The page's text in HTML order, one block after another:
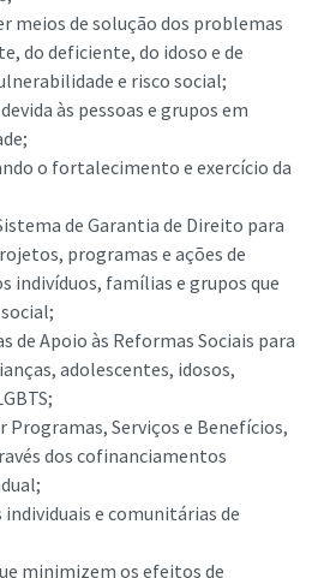
meios de solução dos problemas
do deficiente, do idoso e de
e risco social;
às pessoas e grupos em
o fortalecimento e exercício da
de Garantia de Direito para
programas e ações de
famílias e grupos que
de Apoio às Reformas Sociais para
adolescentes, idosos,
Programas, Serviços e Benefícios,
dos cofinanciamentos
e comunitárias de
minimizem os efeitos de